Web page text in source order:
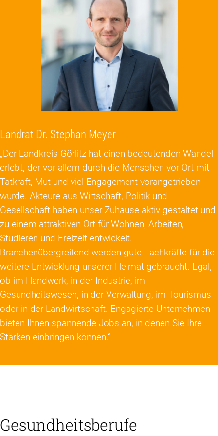
Landrat Dr. Stephan Meyer
„Der Landkreis Görlitz hat einen bedeutenden Wandel
erlebt, der vor allem durch die Menschen vor Ort mit
Tatkraft, Mut und viel Engagement vorangetrieben
wurde. Akteure aus Wirtschaft, Politik und
Gesellschaft haben unser Zuhause aktiv gestaltet und
zu einem attraktiven Ort für Wohnen, Arbeiten,
Studieren und Freizeit entwickelt.
Branchenübergreifend werden gute Fachkräfte für die
weitere Entwicklung unserer Heimat gebraucht. Egal,
ob im Handwerk, in der Industrie, im
Gesundheitswesen, in der Verwaltung, im Tourismus
oder in der Landwirtschaft. Engagierte Unternehmen
bieten Ihnen spannende Jobs an, in denen Sie Ihre
Stärken einbringen können.“
Gesundheitsberufe